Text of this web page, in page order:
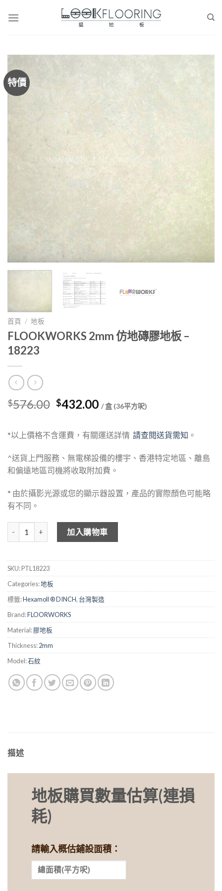
特價
首頁 / 地板
FLOOKWORKS 2mm 仿地磚膠地板 –
18223
$576.00 Original
was:
$576.00.
$432.00Current
is:
$432.00.
/ 盒 (36平方呎)
*以上價格不含運費，有關運送詳情 請查閱送貨需知 。
^送貨上門服務、無電梯設備的樓宇、香港特定地區、離島
和偏遠地區司機將收取附加費。
* 由於攝影光源或您的顯示器設置，產品的實際顏色可能略
有不同。
FLOOKWORKS 2mm 仿地磚膠地板 - 18223 數量
加入購物車
SKU:PTL18223
Categories:地板
標籤:Hexamoll ® DINCH, 台灣製造
Brand:FLOORWORKS
Material:膠地板
Thickness:2mm
Model:石紋
描述
地板購買數量估算(連損
耗)
請輸入概估鋪設面積：